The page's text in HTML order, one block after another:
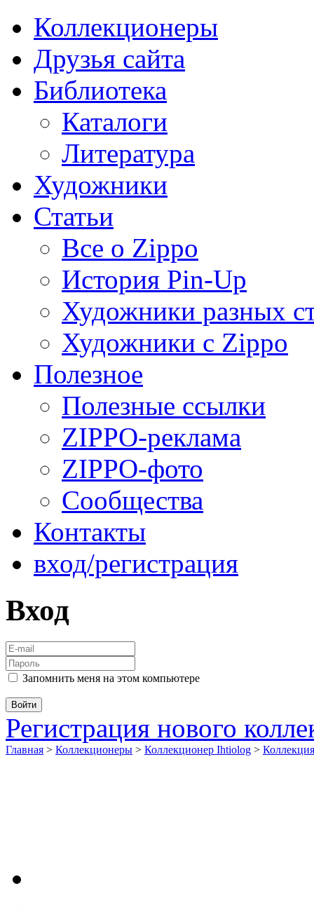
Коллекционеры
Друзья сайта
Библиотека
Каталоги
Литература
Художники
Статьи
Все о Zippo
История Pin-Up
Художники разных
Художники с Zippo
Полезное
Полезные ссылки
ZIPPO-реклама
ZIPPO-фото
Сообщества
Контакты
вход/регистрация
Вход
Запомнить меня на этом компьютере
Регистрация нового
Главная > Коллекционеры > Коллекционер Ihtiolog >